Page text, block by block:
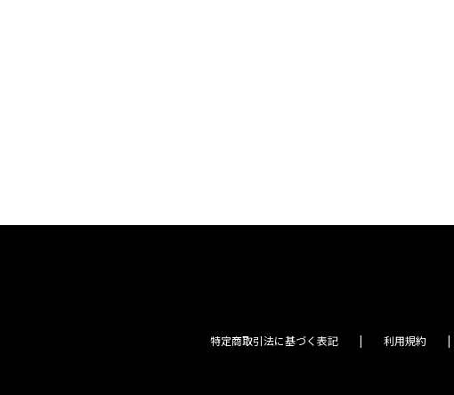
特定商取引法に基づく表記 利用規約